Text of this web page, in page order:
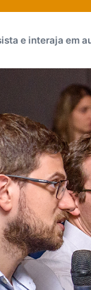
e interaja em